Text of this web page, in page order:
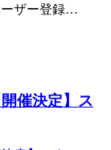
ーザー登録…
催決定】ス